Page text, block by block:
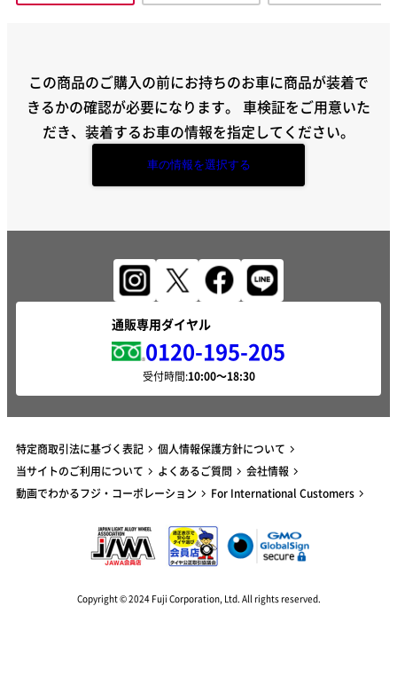
この商品のご購入の前にお持ちのお車に商品が装着で
きるかの確認が必要になります。 車検証をご用意いた
だき、装着するお車の情報を指定してください。
車の情報を選択する
通販専用ダイヤル
0120-195-205
受付時間:
特定商取引法に基づく表記
個人情報保護方針について
当サイトのご利用について
よくあるご質問
会社情報
動画でわかるフジ・コーポレーション
For International Customers
Copyright © 2024 Fuji Corporation, Ltd. All rights reserved.